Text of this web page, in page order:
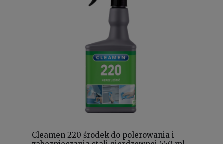
Cleamen 220 środek do polerowania i